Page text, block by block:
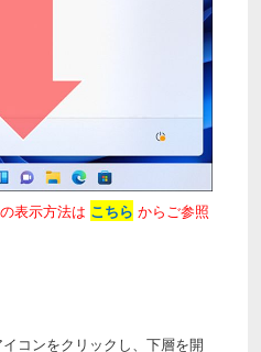
表示方法は こちら からご参照
イコンをクリックし、下層を開